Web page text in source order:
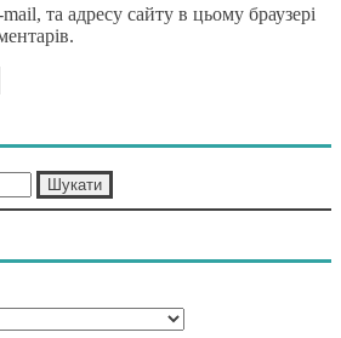
та адресу сайту в цьому браузері